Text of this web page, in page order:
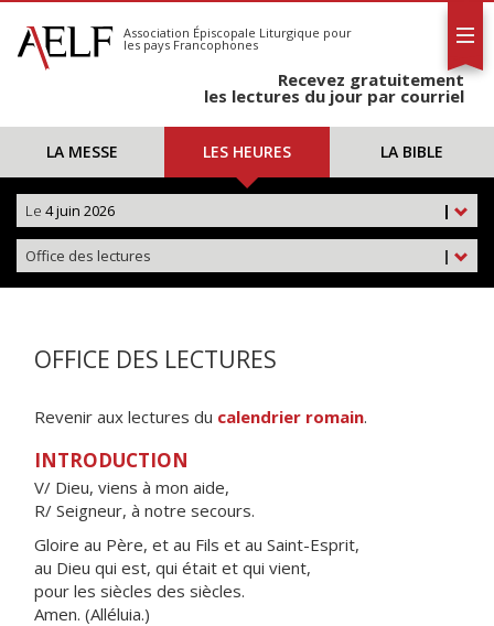
S'abonner
Calendrier
Association Épiscopale Liturgique pour
les pays Francophones
Recevez gratuitement
les lectures du jour par courriel
LA MESSE LES HEURES LA BIBLE
|
Le 4 juin 2026
|
Office des lectures
OFFICE DES LECTURES
Revenir aux lectures du calendrier romain.
INTRODUCTION
V/ Dieu, viens à mon aide,
R/ Seigneur, à notre secours.
Gloire au Père, et au Fils et au Saint-Esprit,
au Dieu qui est, qui était et qui vient,
pour les siècles des siècles.
Amen. (Alléluia.)